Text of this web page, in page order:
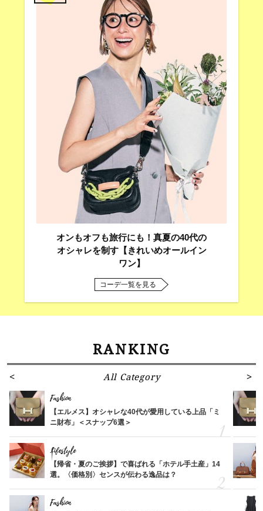
オンもオフも旅行にも！真夏の40代の
オシャレを制す【きれいめオールイン
ワン】
コーデ一覧を見る
RANKING
All Category
Fashion
【エルメス】オシャレな40代が愛用している上品「ミ
ニ財布」＜スナップ6選＞
Lifestyle
【帰省・夏のご挨拶】で喜ばれる「ホテル手土産」14
選。〈価格別〉センスが伝わる逸品は？
Fashion